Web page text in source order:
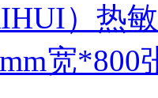
）热
宽*800